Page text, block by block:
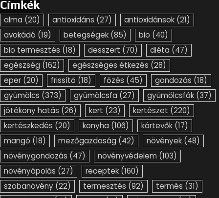
Címkék
alma (20) antioxidáns (27) antioxidánsok (21)
avokádó (19) betegségek (85) bio (40)
bio termesztés (18) desszert (70) diéta (47)
egészség (162) egészséges étkezés (28)
eper (20) frissítő (18) főzés (45) gondozás (18)
gyümölcs (373) gyümölcsfa (27) gyümölcsfák (37)
jótékony hatás (26) kert (23) kertészet (220)
kertészkedés (20) konyha (106) kártevők (17)
mangó (18) mezőgazdaság (42) növények (48)
növénygondozás (47) növényvédelem (103)
növényápolás (27) receptek (160)
szobanövény (22) termesztés (92) termés (31)